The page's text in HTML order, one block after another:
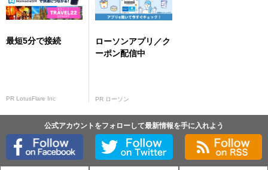
最短5分で接続
PR LotusFlare Inc
ローソンアプリ／ク
ーポン配信中
PR ローソン
公式アカウントをフォローして最新情報を手に入れよう